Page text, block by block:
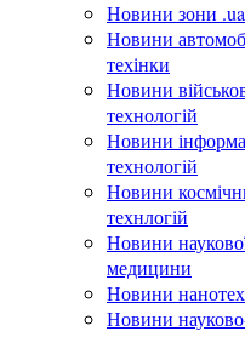
Новини зони .ua
Новини
техінки
Новини
технологій
Новини
технологій
Новини
технлогій
Новини
медицини
Новини
Новини